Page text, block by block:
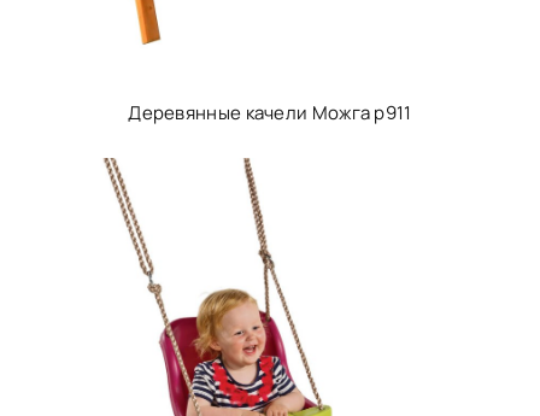
Деревянные качели Можга p911